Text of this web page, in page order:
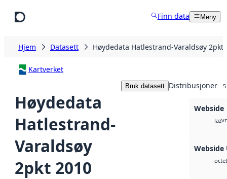
Finn data Meny
Hjem Datasett Høydedata Hatlestrand-Varaldsøy 2pkt
Kartverket
Høydedata
Hatlestrand-
Varaldsøy
2pkt 2010
Bruk datasett Distribusjoner 5
Webside
laz
Webside
octet